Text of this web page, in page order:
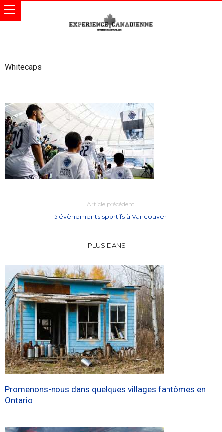
Whitecaps
Article précédent
5 évènements sportifs à Vancouver.
PLUS DANS
Promenons-nous dans quelques villages fantômes en
Ontario